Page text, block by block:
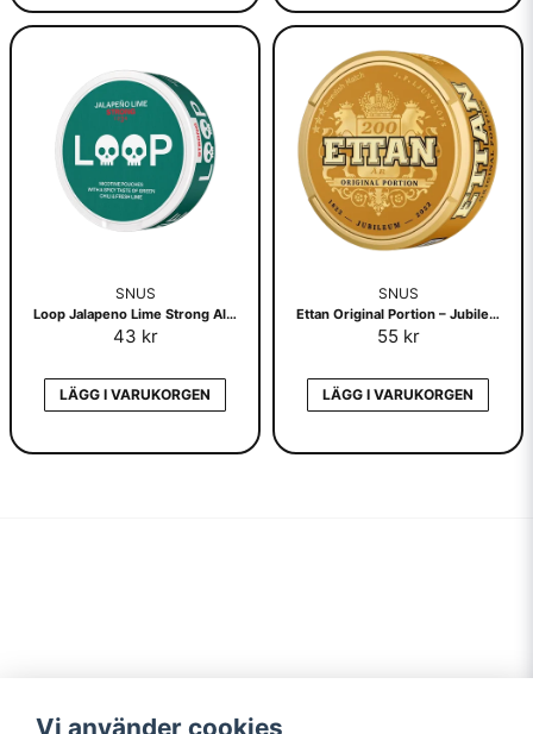
SNUS
Loop Jalapeno Lime Strong All White
43 kr
LÄGG I VARUKORGEN
SNUS
Ettan Original Portion – Jubileumsdosa
55 kr
LÄGG I VARUKORGEN
Navigering Mitt konto
Vi använder cookies